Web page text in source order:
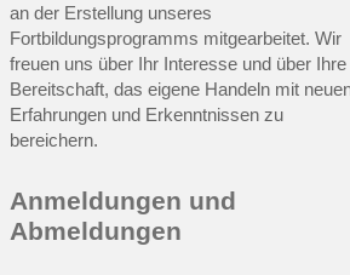
an der Erstellung unseres
Fortbildungsprogramms mitgearbeitet. Wir
freuen uns über Ihr Interesse und über Ihre
Bereitschaft, das eigene Handeln mit
Erfahrungen und Erkenntnissen zu
bereichern.
Anmeldungen und
Abmeldungen